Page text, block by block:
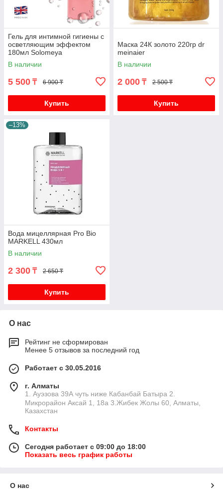
Гель для интимной гигиены с
осветляющим эффектом
180мл Solomeya
В наличии
5 500 ₸ 6 900 ₸
Купить
Маска 24К золото 220гр dr
meinaier
В наличии
2 000 ₸ 2 500 ₸
Купить
–13%
Вода мицеллярная Pro Bio
MARKELL 430мл
В наличии
2 300 ₸ 2 650 ₸
Купить
О нас
Рейтинг не сформирован
Менее 5 отзывов за последний год
Работает с 30.05.2016
г. Алматы
1. Ауэзова 39А чуть ниже Кабанбай Батыра ㅤㅤㅤㅤㅤㅤㅤㅤㅤㅤㅤㅤㅤㅤ2. ​
Микрорайон Аксай 1, 18а 3.Жибек Жолы 60, Алматы,
Казахстан
Контакты
Сегодня работает с 09:00 до 18:00
Показать весь график работы
О нас